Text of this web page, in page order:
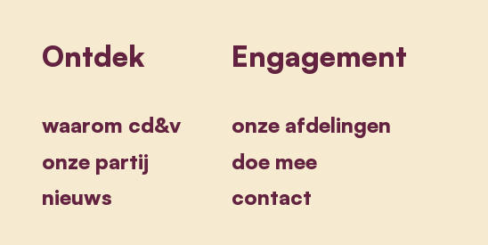
Ontdek
waarom cd&v
onze partij
nieuws
Engagement
onze afdelingen
doe mee
contact